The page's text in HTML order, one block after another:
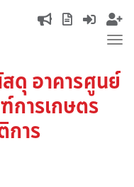
ดุ อาคารศูนย์
ารเกษตร
การ